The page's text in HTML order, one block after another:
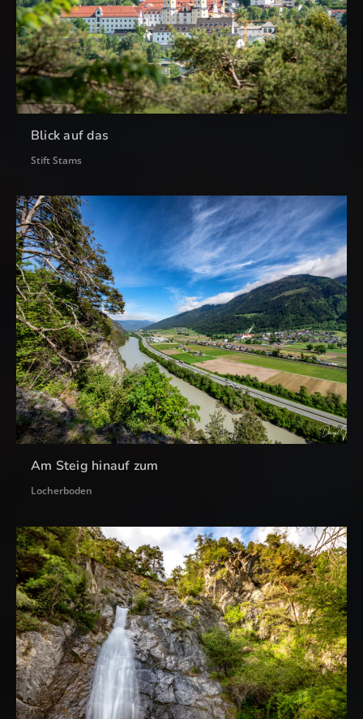
Blick auf das
Stift Stams
Am Steig hinauf zum
Locherboden